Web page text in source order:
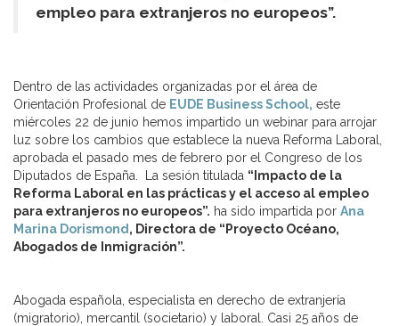
empleo para extranjeros no europeos”.
Dentro de las actividades organizadas por el área de
Orientación Profesional de EUDE Business School, este
miércoles 22 de junio hemos impartido un webinar para arrojar
luz sobre los cambios que establece la nueva Reforma Laboral,
aprobada el pasado mes de febrero por el Congreso de los
Diputados de España. La sesión titulada “Impacto de la
Reforma Laboral en las prácticas y el acceso al empleo
para extranjeros no europeos”. ha sido impartida por Ana
Marina Dorismond , Directora de “Proyecto Océano,
Abogados de Inmigración”.
Abogada española, especialista en derecho de extranjería
(migratorio), mercantil (societario) y laboral. Casi 25 años de